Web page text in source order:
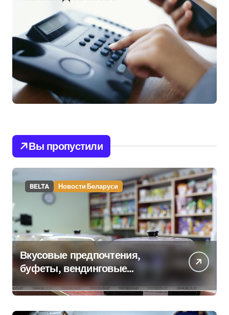
Вы пропустили
BELTA Новости Беларуси
Вкусовые предпочтения,
буфеты, вендинговые
аппараты. Минобразования об
изменениях в школьном
питании